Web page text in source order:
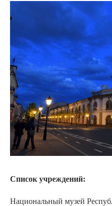
Список учреждений:
Национальный музей